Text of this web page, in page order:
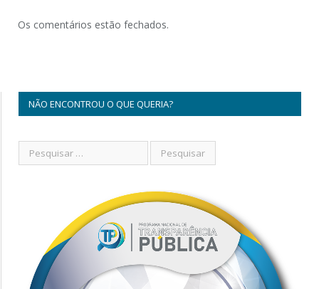
Os comentários estão fechados.
NÃO ENCONTROU O QUE QUERIA?